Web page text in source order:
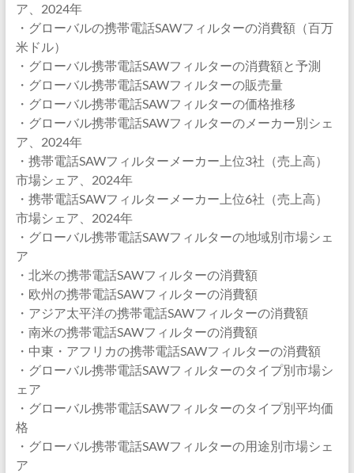
ア、2024年
・グローバルの携帯電話SAWフィルターの消費額（百万
米ドル）
・グローバル携帯電話SAWフィルターの消費額と予測
・グローバル携帯電話SAWフィルターの販売量
・グローバル携帯電話SAWフィルターの価格推移
・グローバル携帯電話SAWフィルターのメーカー別シェ
ア、2024年
・携帯電話SAWフィルターメーカー上位3社（売上高）
市場シェア、2024年
・携帯電話SAWフィルターメーカー上位6社（売上高）
市場シェア、2024年
・グローバル携帯電話SAWフィルターの地域別市場シェ
ア
・北米の携帯電話SAWフィルターの消費額
・欧州の携帯電話SAWフィルターの消費額
・アジア太平洋の携帯電話SAWフィルターの消費額
・南米の携帯電話SAWフィルターの消費額
・中東・アフリカの携帯電話SAWフィルターの消費額
・グローバル携帯電話SAWフィルターのタイプ別市場シ
ェア
・グローバル携帯電話SAWフィルターのタイプ別平均価
格
・グローバル携帯電話SAWフィルターの用途別市場シェ
ア